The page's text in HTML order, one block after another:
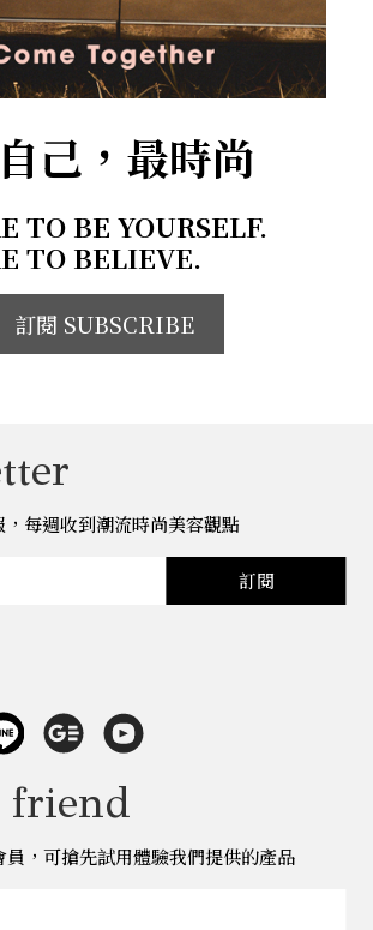
己，最時尚
TO BE YOURSELF.
TO BELIEVE.
訂閱 SUBSCRIBE
每週收到潮流時尚美容觀點
訂閱
friend
，可搶先試用體驗我們提供的產品